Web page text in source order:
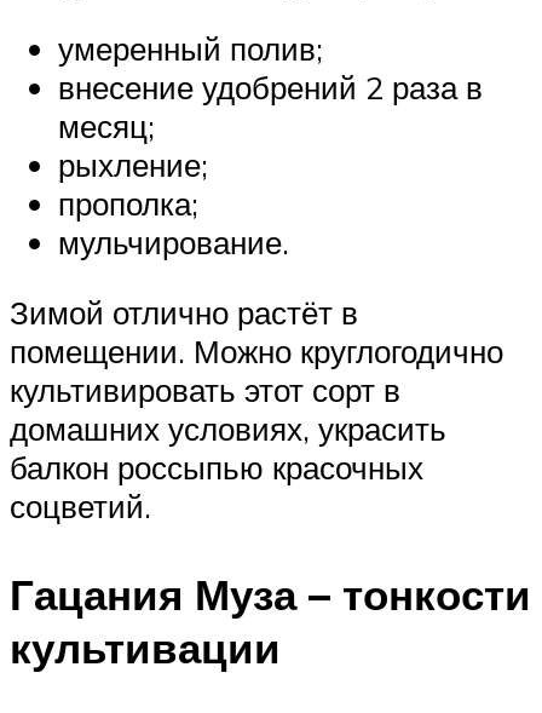
умеренный полив;
внесение удобрений 2 раза в
месяц;
рыхление;
прополка;
мульчирование.
Зимой отлично растёт в
помещении. Можно круглогодично
культивировать этот сорт в
домашних условиях, украсить
балкон россыпью красочных
соцветий.
Гацания Муза – тонкости
культивации